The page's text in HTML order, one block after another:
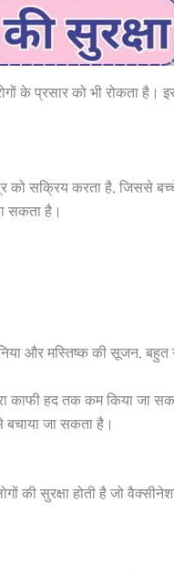
के प्रसार को भी रोकता है।
को सक्रिय करता है, जिससे
सकता है।
और मस्तिष्क की सूजन, बहुत
काफी हद तक कम किया जा
जा सकता है।
की सुरक्षा होती है जो